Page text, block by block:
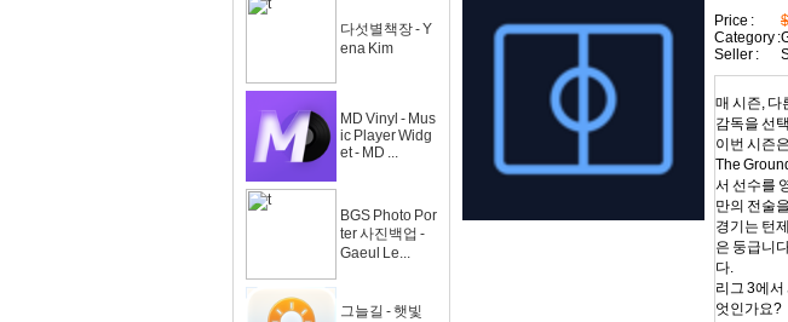
다섯별책장 - Y
ena Kim
MD Vinyl - Mus
ic Player Widg
et - MD ...
BGS Photo Por
ter 사진백업 -
Gaeul Le...
그늘길 - 햇빛
Price :
Category :
Seller :
매 시즌, 다
감독을 선
이번 시즌
The
서 선수를
만의 전술
경기는 턴
은 둥급니
다.
리그 3에서
엇인가요?